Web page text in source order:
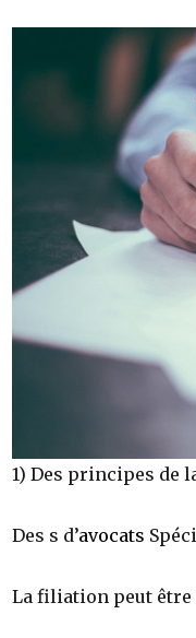
1) Des principes de
Des s d’avocats
La filiation peut être